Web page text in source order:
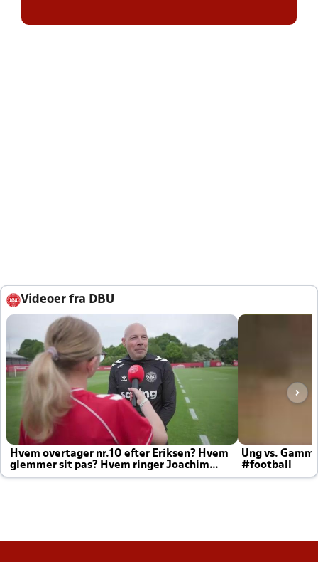
Videoer fra DBU
Hvem overtager nr.10 efter Eriksen? Hvem
glemmer sit pas? Hvem ringer Joachim
altid til efter kampe?
Ung vs.
#football